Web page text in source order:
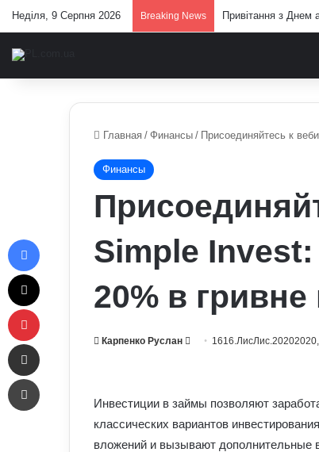
Неділя, 9 Серпня 2026 Breaking News Привітання з Днем
Главная / Финансы / Присоединяйтесь к
Финансы
Simple
20% в
Карпенко Руслан
Send
Инвестиции в займы позволяют
классических вариантов
вложений и вызывают дополнительные